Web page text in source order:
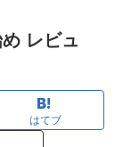
レビュ
はてブ